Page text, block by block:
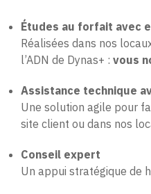
Études au forfait avec
Réalisées dans nos
l’ADN de Dynas+ : vous
Assistance technique
Une solution agile pour
site client ou dans nos
Conseil expert
Un appui stratégique de